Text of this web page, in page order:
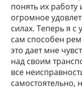
понять их работу
огромное
силах. Теперь я с
сам способен
это дает мне
над своим
все
самостоятельно,